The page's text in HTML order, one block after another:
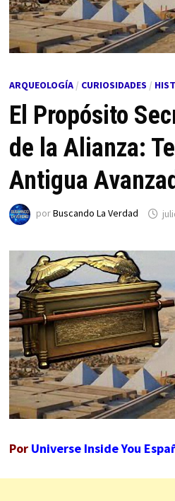
ARQUEOLOGÍA/ CURIOSIDADES /
El Propósito
de la Alianza:
Antigua
porBuscando La Verdad
Por Universe Inside You